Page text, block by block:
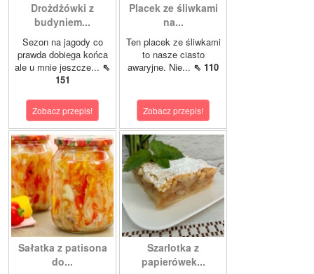
Drożdżówki z
budyniem...
Sezon na jagody co
prawda dobiega końca
ale u mnie jeszcze... ⇖
151
Zobacz przepis!
Placek ze śliwkami
na...
Ten placek ze śliwkami
to nasze ciasto
awaryjne. Nie... ⇖ 110
Zobacz przepis!
Sałatka z patisona
do...
Szarlotka z
papierówek...